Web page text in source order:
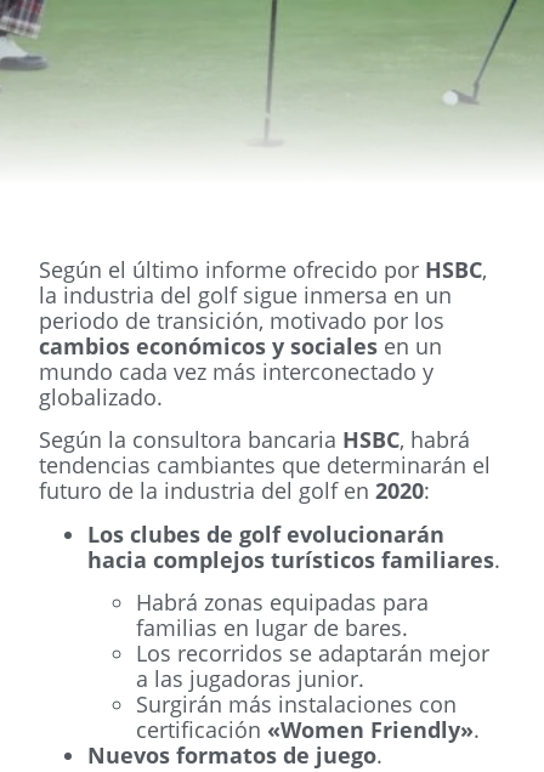
Según el último informe ofrecido por HSBC,
la industria del golf sigue inmersa en un
periodo de transición, motivado por los
cambios económicos y sociales en un
mundo cada vez más interconectado y
globalizado.
Según la consultora bancaria HSBC, habrá
tendencias cambiantes que determinarán el
futuro de la industria del golf en2020:
Los clubes de golf evolucionarán
hacia complejos turísticos familiares.
Habrá zonas equipadas para
familias en lugar de bares.
Los recorridos se adaptarán mejor
a las jugadoras junior.
Surgirán más instalaciones con
certificación «Women Friendly».
Nuevos formatos de juego.